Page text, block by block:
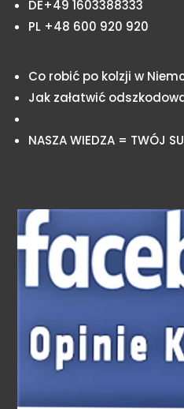
DE+49 1603388333
PL +48 600 920 920
Co robić po kolzji w
Jak załatwić
NASZA WIEDZA = TWÓJ